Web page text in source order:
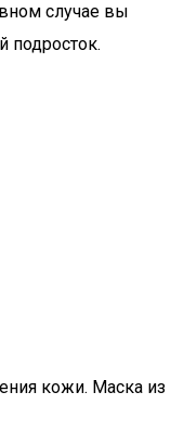
случае вы
подросток.
кожи. Маска из